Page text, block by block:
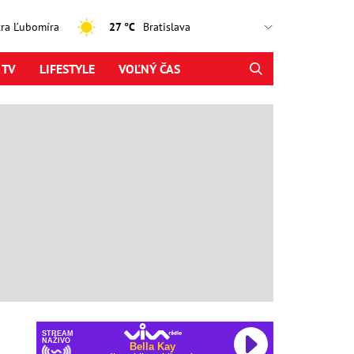
Ľubomíra 27 °C
LIFESTYLE VOĽNÝ ČAS
STREAM
NAŽIVO
Bella Kay